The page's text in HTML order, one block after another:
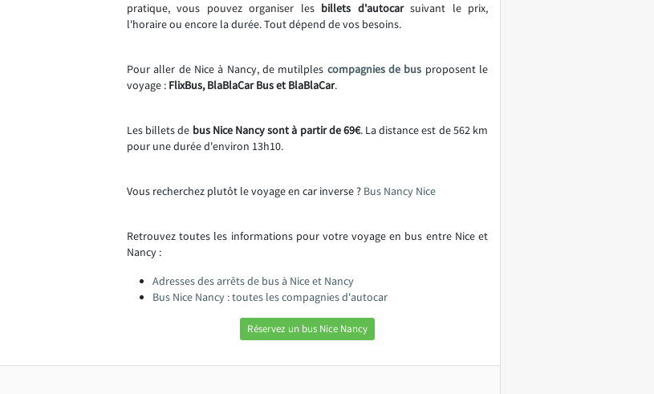
pratique, vous pouvez organiser les billets d'autocarsuivant le prix,
l'horaire ou encore la durée. Tout dépend de vos besoins.
Pour aller de Nice à Nancy, de mutilples compagnies de bus proposent le
voyage : FlixBus, BlaBlaCar Bus et BlaBlaCar.
Les billets de bus Nice Nancy sont à partir de 69€. La distance est de 562 km
pour une durée d'environ 13h10.
Vous recherchez plutôt le voyage en car inverse ? Bus Nancy Nice
Retrouvez toutes les informations pour votre voyage en bus entre Nice et
Nancy :
Adresses des arrêts de bus à Nice et Nancy
Bus Nice Nancy : toutes les compagnies d'autocar
Réservez un bus Nice Nancy